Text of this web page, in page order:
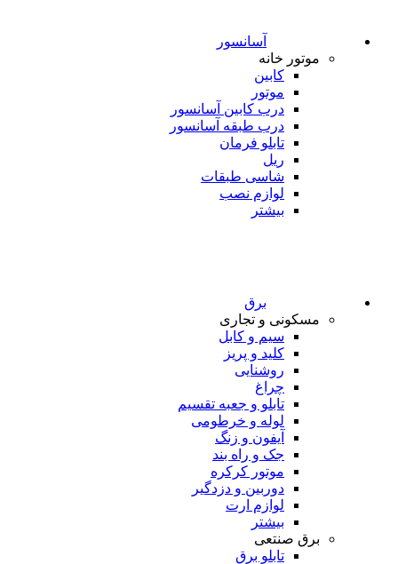
آسانسور
موتور خانه
کابین
موتور
درب کابین آسانسور
درب طبقه آسانسور
تابلو فرمان
ریل
شاسی طبقات
لوازم نصب
بیشتر
برق
مسکونی و تجاری
سیم و کابل
کلید و پریز
روشنایی
چراغ
تابلو و جعبه تقسیم
لوله و خرطومی
آیفون و زنگ
جک و راه بند
موتور کرکره
دوربین و دزدگیر
لوازم ارت
بیشتر
برق صنتعی
تابلو برق